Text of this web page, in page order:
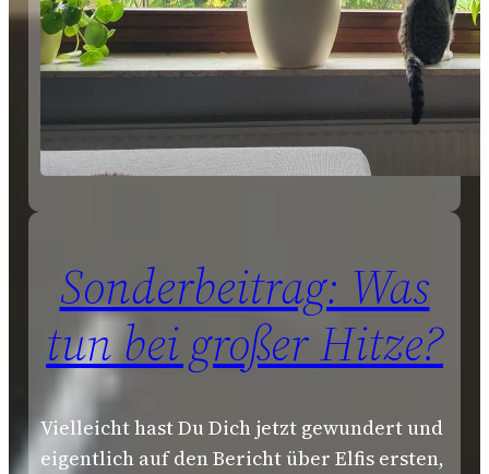
Sonderbeitrag: Was
tun bei großer Hitze?
Vielleicht hast Du Dich jetzt gewundert und
eigentlich auf den Bericht über Elfis ersten,